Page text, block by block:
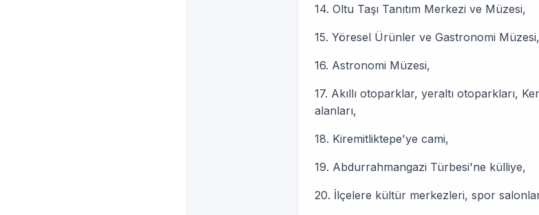
14. Oltu Taşı Tanıtım Merkezi ve Müzesi,
15. Yöresel Ürünler ve Gastronomi Müzesi,
16. Astronomi Müzesi,
17. Akıllı otoparklar, yeraltı otoparkları,
alanları,
18. Kiremitliktepe'ye cami,
19. Abdurrahmangazi Türbesi'ne külliye,
20. İlçelere kültür merkezleri, spor